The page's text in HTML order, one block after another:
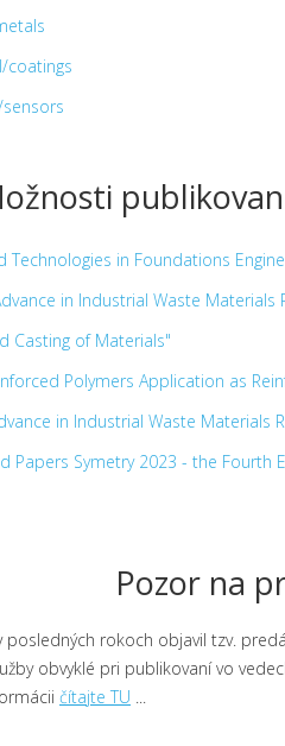
coatings
Technologies in Foundations
in Industrial Waste Materials
Casting of Materials"
Polymers Application as
in Industrial Waste Materials
Papers Symetry 2023 - the
Pozor na
posledných rokoch objavil tzv.
obvyklé pri publikovaní vo
čítajte TU ...